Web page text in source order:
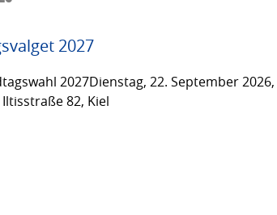
2027
2027Dienstag, 22. September
82, Kiel